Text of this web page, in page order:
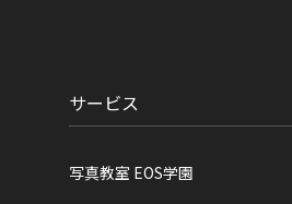
サービス
写真教室 EOS学園